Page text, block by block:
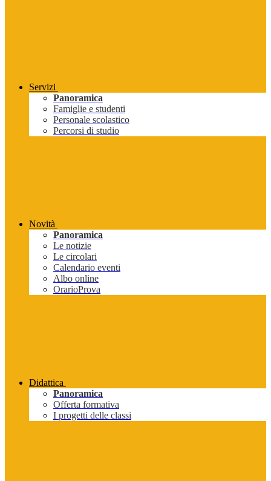
Servizi
Panoramica
Famiglie e studenti
Personale scolastico
Percorsi di studio
Novità
Panoramica
Le notizie
Le circolari
Calendario eventi
Albo online
OrarioProva
Didattica
Panoramica
Offerta formativa
I progetti delle classi